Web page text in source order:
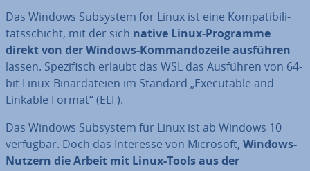
Das Windows Subsystem for Linux ist eine Kom­pa­ti­bi­li­
täts­schicht, mit der sich native Linux-Programme
direkt von der Windows-Kom­man­do­zei­le ausführen
lassen. Spe­zi­fisch erlaubt das WSL das Ausführen von 64-
bit Linux-Bi­när­da­tei­en im Standard „Exe­cu­ta­ble and
Linkable Format“ (ELF).
Das Windows Subsystem für Linux ist ab Windows 10
verfügbar. Doch das Interesse von Microsoft, Windows-
Nutzern die Arbeit mit Linux-Tools aus der